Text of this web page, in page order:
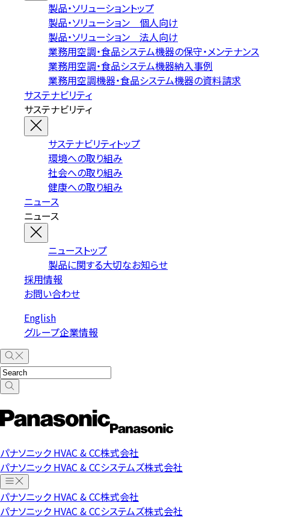
製品・ソリューショントップ
製品・ソリューション 個人向け
製品・ソリューション 法人向け
業務用空調・食品システム機器の保守・メンテナンス
業務用空調・食品システム機器納入事例
業務用空調機器・食品システム機器の資料請求
サステナビリティ
サステナビリティ
サステナビリティトップ
環境への取り組み
社会への取り組み
健康への取り組み
ニュース
ニュース
ニューストップ
製品に関する大切なお知らせ
採用情報
お問い合わせ
English
グループ企業情報
パナソニック HVAC & CC株式会社
パナソニック HVAC & CCシステムズ株式会社
パナソニック HVAC & CC株式会社
パナソニック HVAC & CCシステムズ株式会社